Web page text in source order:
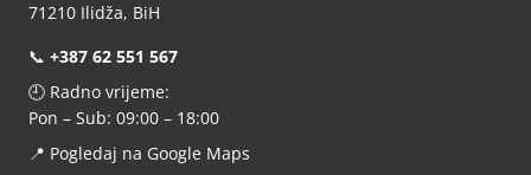
71210 Ilidža, BiH
📞 +387 62 551 567
🕘 Radno vrijeme:
Pon – Sub: 09:00 – 18:00
📍 Pogledaj na Google Maps